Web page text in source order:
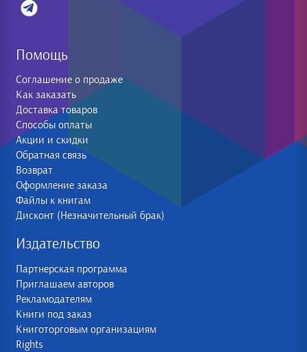
Помощь
Соглашение о продаже
Как заказать
Доставка товаров
Способы оплаты
Акции и скидки
Обратная связь
Возврат
Оформление заказа
Файлы к книгам
Дисконт (Незначительный брак)
Издательство
Партнерская программа
Приглашаем авторов
Рекламодателям
Книги под заказ
Книготорговым организациям
Rights